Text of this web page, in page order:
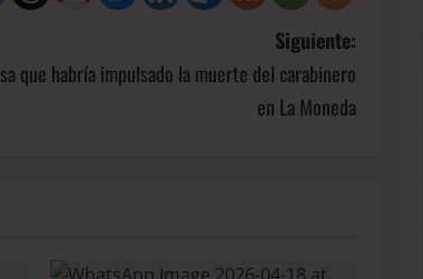
Siguiente:
que habría impulsado la muerte del carabinero
en La Moneda